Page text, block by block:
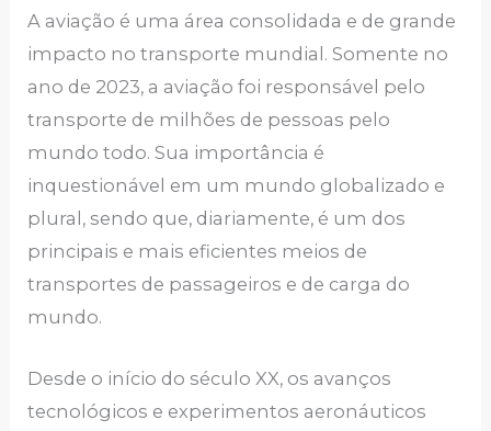
A aviação é uma área consolidada e de grande
impacto no transporte mundial. Somente no
ano de 2023, a aviação foi responsável pelo
transporte de milhões de pessoas pelo
mundo todo. Sua importância é
inquestionável em um mundo globalizado e
plural, sendo que, diariamente, é um dos
principais e mais eficientes meios de
transportes de passageiros e de carga do
mundo.
Desde o início do século XX, os avanços
tecnológicos e experimentos aeronáuticos